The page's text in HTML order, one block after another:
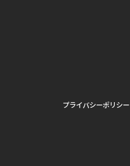
プライバシーポリシー